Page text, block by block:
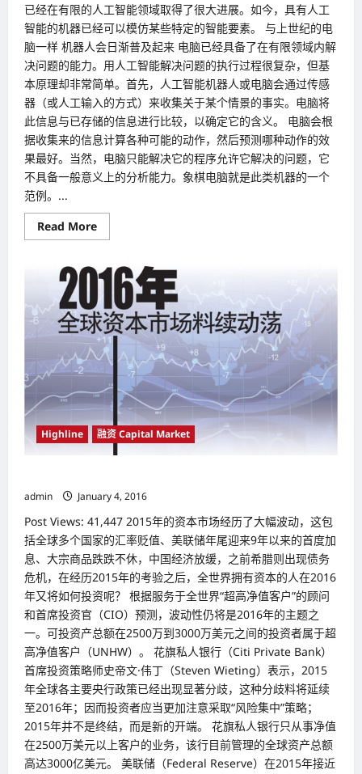
已经在有限的人工智能领域取得了很大进展。如今，具有人工
智能的机器已经可以模仿某些特定的智能要素。 与上世纪的电
脑一样 机器人会日渐普及起来 电脑已经具备了在有限领域内解
决问题的能力。用人工智能解决问题的执行过程很复杂，但基
本原理却非常简单。首先，人工智能机器人或电脑会通过传感
器（或人工输入的方式）来收集关于某个情景的事实。电脑将
此信息与已存储的信息进行比较，以确定它的含义。 电脑会根
据收集来的信息计算各种可能的动作，然后预测哪种动作的效
果最好。当然，电脑只能解决它的程序允许它解决的问题，它
不具备一般意义上的分析能力。象棋电脑就是此类机器的一个
范例。...
Read MoreRead
more
工
智
（Artificial
Intelligence）
或
机
器
人
未
将
会
抢
掉
很
多
作
Highline 融资 Capital Market
admin
January 4, 2016
Post Views: 41,447 2015年的资本市场经历了大幅波动，这包
括全球多个国家的汇率贬值、美联储年尾迎来9年以来的首度加
息、大宗商品跌跌不休，中国经济放缓，之前希腊则出现债务
危机，在经历2015年的考验之后，全世界拥有资本的人在2016
年又将如何投资呢？ 根据服务于全世界“超高净值客户”的顾问
和首席投资官（CIO）预测，波动性仍将是2016年的主题之
一。可投资产总额在2500万到3000万美元之间的投资者属于超
高净值客户（UNHW）。 花旗私人银行（Citi Private Bank）
首席投资策略师史帝文·伟丁（Steven Wieting）表示，2015
年全球各主要央行政策已经出现显著分歧，这种分歧料将延续
至2016年；因而投资者应当更加注意采取“风险集中”策略；
2015年并不是终结，而是新的开端。 花旗私人银行只从事净值
在2500万美元以上客户的业务，该行目前管理的全球资产总额
高达3000亿美元。 美联储（Federal Reserve）在2015年接近